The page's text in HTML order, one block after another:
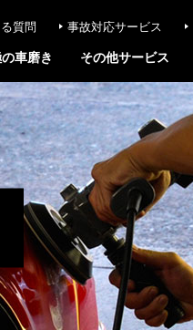
質問 事故対応サービス
車磨き その他サービス